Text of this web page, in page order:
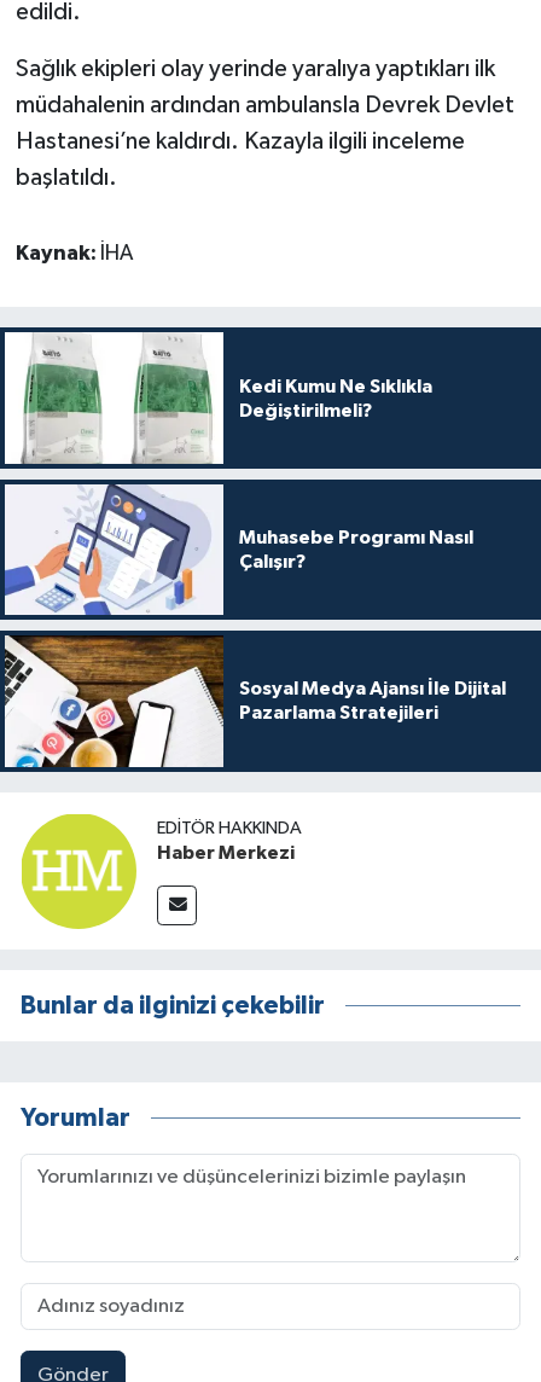
edildi.
Sağlık ekipleri olay yerinde yaralıya yaptıkları ilk
müdahalenin ardından ambulansla Devrek Devlet
Hastanesi’ne kaldırdı. Kazayla ilgili inceleme
başlatıldı.
Kaynak: İHA
Kedi Kumu Ne Sıklıkla
Değiştirilmeli?
Muhasebe Programı Nasıl
Çalışır?
Sosyal Medya Ajansı İle Dijital
Pazarlama Stratejileri
EDITÖR HAKKINDA
Haber Merkezi
Bunlar da ilginizi çekebilir
Yorumlar
Gönder
Tüm Haberler